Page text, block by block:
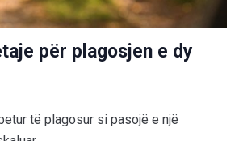
për plagosjen e dy
të plagosur si pasojë e një